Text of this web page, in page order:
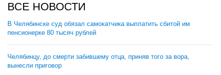
ВСЕ НОВОСТИ
В Челябинске суд обязал самокатчика выплатить сбитой им
пенсионерке 80 тысяч рублей
Челябинцу, до смерти забившему отца, приняв того за вора,
вынесли приговор